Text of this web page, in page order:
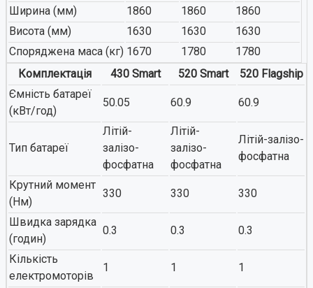
Ширина (мм)
1860 1860
1860
Висота (мм)
1630 1630
1630
Споряджена маса (кг) 1670 1780
1780
Комплектація
430 Smart 520 Smart
520 Flagship
Ємність батареї
(кВт/год)
50.05 60.9 60.9
Тип батареї
Літій-
залізо-
фосфатна
Літій-
залізо-
фосфатна
Літій-залізо-
фосфатна
Крутний момент
(Нм)
330 330 330
Швидка зарядка
(годин)
0.3 0.3 0.3
Кількість
електромоторів
1 1 1